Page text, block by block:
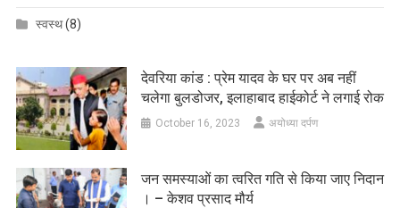
स्वस्थ(8)
देवरिया कांड : प्रेम यादव के घर पर अब नहीं
चलेगा बुलडोजर, इलाहाबाद हाईकोर्ट ने लगाई रोक
October 16, 2023 अयोध्या दर्पण
जन समस्याओं का त्वरित गति से किया जाए निदान
। – केशव प्रसाद मौर्य